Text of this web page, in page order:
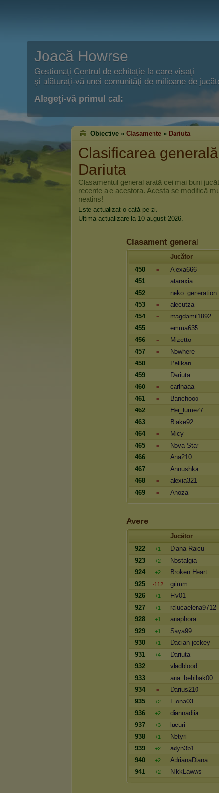
Joacă Howrse
Gestionaţi Centrul de echitaţie la care visaţi
şi alăturaţi-vă unei comunităţi de milioane de
Alegeţi-vă primul cal:
Obiective » Clasamente » Dariuta
Clasificarea
Dariuta
Clasamentul general arată cei mai buni
recente ale acestora. Acesta se modifică
neatins!
Este actualizat o dată pe zi.
Ultima actualizare la 10 august 2026.
Clasament general
Jucător
450
=
Alexa666
451
=
ataraxia
452
=
neko_generation
453
=
alecutza
454
=
magdamil1992
455
=
emma635
456
=
Mizetto
457
=
Nowhere
458
=
Pelikan
459
=
Dariuta
460
=
carinaaa
461
=
Banchooo
462
=
Hei_lume27
463
=
Blake92
464
=
Micy
465
=
Nova Star
466
=
Ana210
467
=
Annushka
468
=
alexia321
469
= Anoza
Avere
Jucător
922
+1
Diana Raicu
923
+2
Nostalgia
924
+2
Broken Heart
925
-112
grimm
926
+1
Flv01
927
+1
ralucaelena9712
928
+1
anaphora
929
+1
Saya99
930
+1
Dacian jockey
931
+4
Dariuta
932
=
vladblood
933
=
ana_behibak00
934
=
Darius210
935
+2
Elena03
936
+2
diannadiia
937
+3
lacuri
938
+1
Netyri
939
+2
adyn3b1
940
+2
AdrianaDiana
941
+2 NikkLawws